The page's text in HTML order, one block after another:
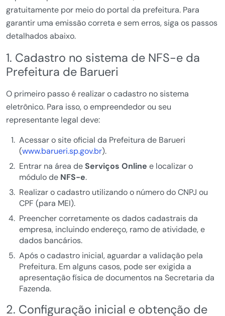
gratuitamente por meio do portal da prefeitura. Para
garantir uma emissão correta e sem erros, siga os passos
detalhados abaixo.
1. Cadastro no sistema de NFS-e da
Prefeitura de Barueri
O primeiro passo é realizar o cadastro no sistema
eletrônico. Para isso, o empreendedor ou seu
representante legal deve:
Acessar o site oficial da Prefeitura de Barueri
(www.barueri.sp.gov.br).
Entrar na área deServiços Online e localizar o
módulo de NFS-e.
Realizar o cadastro utilizando o número do CNPJ ou
CPF (para MEI).
Preencher corretamente os dados cadastrais da
empresa, incluindo endereço, ramo de atividade, e
dados bancários.
Após o cadastro inicial, aguardar a validação pela
Prefeitura. Em alguns casos, pode ser exigida a
apresentação física de documentos na Secretaria da
Fazenda.
2. Configuração inicial e obtenção de